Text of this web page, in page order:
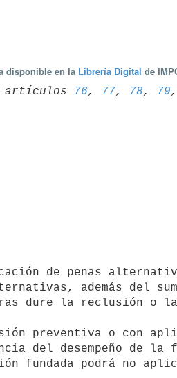
disponible en la Librería Digital de
artículos 76, 77, 78, 79
además del
dure la reclusión o
del desempeño de la
podrá no